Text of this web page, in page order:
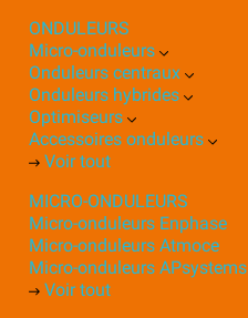
ONDULEURS
Micro-onduleurs
Onduleurs centraux
Onduleurs hybrides
Optimiseurs
Accessoires onduleurs
Voir tout
MICRO-ONDULEURS
Micro-onduleurs Enphase
Micro-onduleurs Atmoce
Micro-onduleurs APsystems
Voir tout